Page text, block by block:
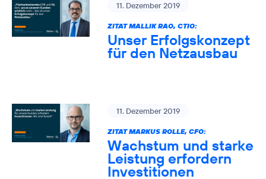
11. Dezember 2019
ZITAT MALLIK RAO, CTIO:
Unser Erfolgskonzept
für den Netzausbau
11. Dezember 2019
ZITAT MARKUS ROLLE, CFO:
Wachstum und starke
Leistung erfordern
Investitionen